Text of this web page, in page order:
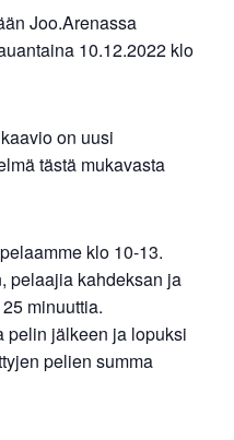
Joo.Arenassa
10.12.2022 klo
on uusi
tästä mukavasta
klo 10-13.
pelaajia kahdeksan ja
minuuttia.
pelin jälkeen ja lopuksi
pelien summa